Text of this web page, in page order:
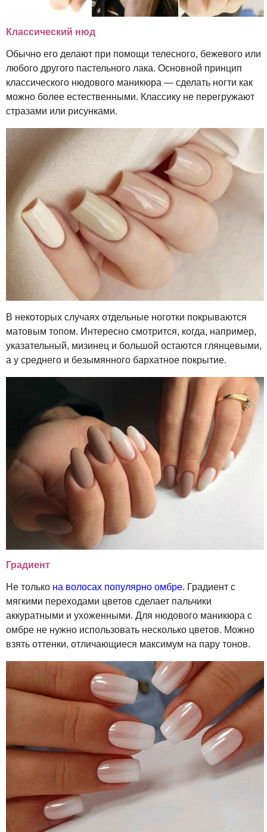
Классический нюд
Обычно его делают при помощи телесного, бежевого или
любого другого пастельного лака. Основной принцип
классического нюдового маникюра — сделать ногти как
можно более естественными. Классику не перегружают
стразами или рисунками.
В некоторых случаях отдельные ноготки покрываются
матовым топом. Интересно смотрится, когда, например,
указательный, мизинец и большой остаются глянцевыми,
а у среднего и безымянного бархатное покрытие.
Градиент
Не только на волосах популярно омбре. Градиент с
мягкими переходами цветов сделает пальчики
аккуратными и ухоженными. Для нюдового маникюра с
омбре не нужно использовать несколько цветов. Можно
взять оттенки, отличающиеся максимум на пару тонов.